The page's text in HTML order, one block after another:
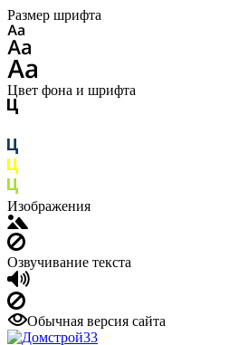
Размер шрифта
Цвет фона и шрифта
Изображения
Озвучивание текста
Обычная версия сайта